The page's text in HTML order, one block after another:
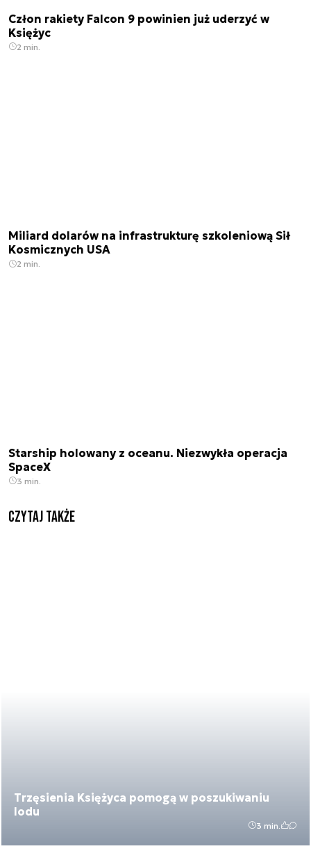
Człon rakiety Falcon 9 powinien już uderzyć w
Księżyc
2 min.
Miliard dolarów na infrastrukturę szkoleniową Sił
Kosmicznych USA
2 min.
Starship holowany z oceanu. Niezwykła operacja
SpaceX
3 min.
Czytaj także
Trzęsienia Księżyca pomogą w poszukiwaniu
lodu
3 min.